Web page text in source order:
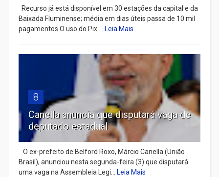
Recurso já está disponível em 30 estações da capital e da
Baixada Fluminense; média em dias úteis passa de 10 mil
pagamentos O uso do Pix ... Leia Mais
8
Canella anuncia que disputará vaga de
deputado estadual
​ O ex-prefeito de Belford Roxo, Márcio Canella (União
Brasil), anunciou nesta segunda-feira (3) que disputará
uma vaga na Assembleia Legi... Leia Mais